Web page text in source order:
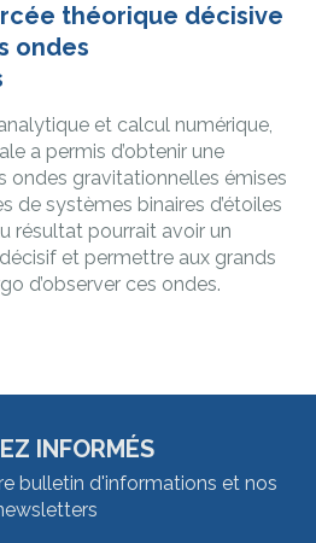
théorique décisive
ondes
et calcul numérique,
a permis d’obtenir une
ondes gravitationnelles émises
de systèmes binaires d’étoiles
résultat pourrait avoir un
et permettre aux grands
d’observer ces ondes.
INFORMÉS
bulletin d'informations et nos